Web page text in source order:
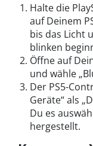
Halte die
auf Deinem
bis das Licht
blinken
Öffne auf
und wähle
Der PS5-
Geräte“ als
Du es
hergestellt.